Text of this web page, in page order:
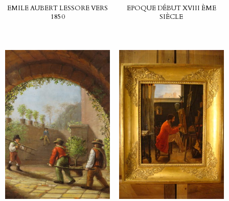
EMILE AUBERT LESSORE VERS
1850
EPOQUE DÉBUT XVIII ÈME
SIÈCLE